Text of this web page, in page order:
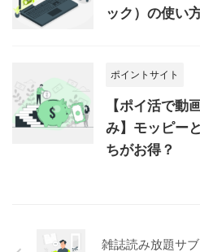
ック）の使い
ポイントサイト
【ポイ活で動
み】モッピー
ちがお得？
雑誌読み放題サ